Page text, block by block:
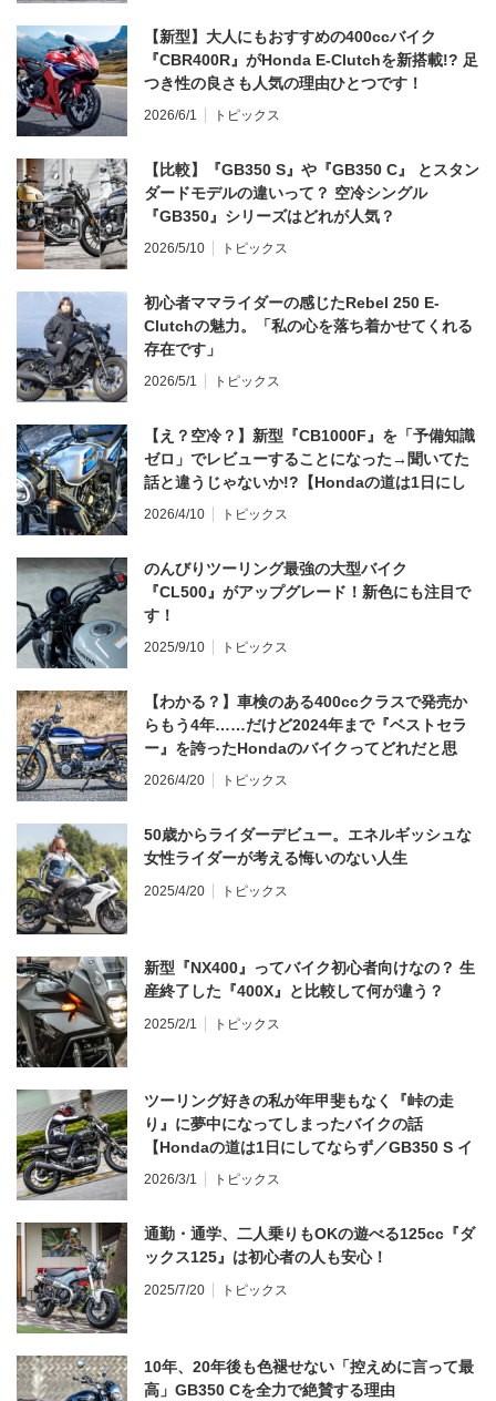
【新型】大人にもおすすめの400ccバイク
『CBR400R』がHonda E-Clutchを新搭載!? 足
つき性の良さも人気の理由ひとつです！
2026/6/1 トピックス
【比較】『GB350 S』や『GB350 C』 とスタン
ダードモデルの違いって？ 空冷シングル
『GB350』シリーズはどれが人気？
2026/5/10 トピックス
初心者ママライダーの感じたRebel 250 E-
Clutchの魅力。「私の心を落ち着かせてくれる
存在です」
2026/5/1 トピックス
【え？空冷？】新型『CB1000F』を「予備知識
ゼロ」でレビューすることになった→聞いてた
話と違うじゃないか!?【Hondaの道は1日にし
てならず／CB1000F ①第一印象 編】
2026/4/10 トピックス
のんびりツーリング最強の大型バイク
『CL500』がアップグレード！新色にも注目で
す！
2025/9/10 トピックス
【わかる？】車検のある400ccクラスで発売か
らもう4年……だけど2024年まで『ベストセラ
ー』を誇ったHondaのバイクってどれだと思
う？
2026/4/20 トピックス
50歳からライダーデビュー。エネルギッシュな
女性ライダーが考える悔いのない人生
2025/4/20 トピックス
新型『NX400』ってバイク初心者向けなの？ 生
産終了した『400X』と比較して何が違う？
2025/2/1 トピックス
ツーリング好きの私が年甲斐もなく『峠の走
り』に夢中になってしまったバイクの話
【Hondaの道は1日にしてならず／GB350 S イ
ンプレ・レビュー 前編】
2026/3/1 トピックス
通勤・通学、二人乗りもOKの遊べる125cc『ダ
ックス125』は初心者の人も安心！
2025/7/20 トピックス
10年、20年後も色褪せない「控えめに言って最
高」GB350 Cを全力で絶賛する理由